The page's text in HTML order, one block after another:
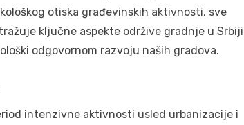
otiska građevinskih aktivnosti, sve
ključne aspekte održive gradnje u Srbiji
odgovornom razvoju naših gradova.
intenzivne aktivnosti usled urbanizacije i